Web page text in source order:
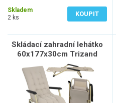
Skladem
2 ks
KOUPIT
Skládací zahradní lehátko
60x177x30cm Trizand